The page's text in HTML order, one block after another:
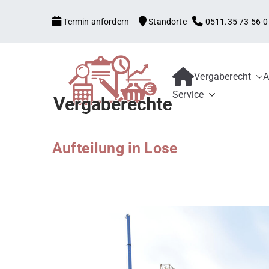
Termin anfordern Standorte 0511.35 73 56-0
Kanzlei mit
Begleitung aller
Schwellenwerte,
Vergaberecht
Service
Aufteilung in Lose